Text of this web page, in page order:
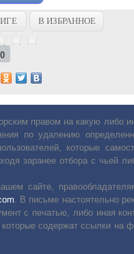
В ИЗБРАННОЕ
0
правом на какую либо
по удалению
которые
заранее отбора с чьей
сайте,
. В письме настоятельно
с печатью, либо иная
содержат ссылки на